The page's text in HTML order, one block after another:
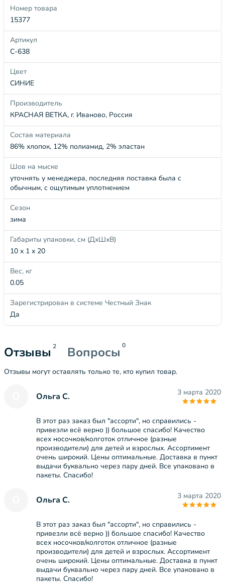
Номер товара
15377
Артикул
С-638
Цвет
СИНИЕ
Производитель
КРАСНАЯ ВЕТКА, г. Иваново, Россия
Состав материала
86% хлопок, 12% полиамид, 2% эластан
Шов на мыске
уточнять у менеджера, последняя поставка была с
обычным, с ощутимым уплотнением
Сезон
зима
Габариты упаковки, см (ДхШхВ)
10 x 1 x 20
Вес, кг
0.05
Зарегистрирован в системе Честный Знак
Да
Отзывы 2 Вопросы 0
Отзывы могут оставлять только те, кто купил товар.
Ольга С. 3 марта 2020
В этот раз заказ был "ассорти", но справились -
привезли всё верно )) большое спасибо! Качество
всех носочков/колготок отличное (разные
производители) для детей и взрослых. Ассортимент
очень широкий. Цены оптимальные. Доставка в пункт
выдачи буквально через пару дней. Все упаковано в
пакеты. Спасибо!
Ольга С. 3 марта 2020
В этот раз заказ был "ассорти", но справились -
привезли всё верно )) большое спасибо! Качество
всех носочков/колготок отличное (разные
производители) для детей и взрослых. Ассортимент
очень широкий. Цены оптимальные. Доставка в пункт
выдачи буквально через пару дней. Все упаковано в
пакеты. Спасибо!